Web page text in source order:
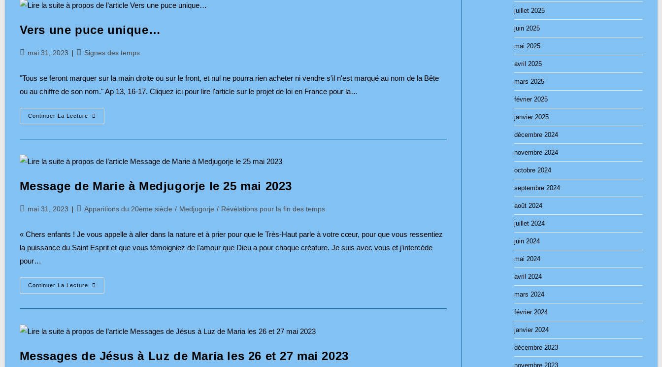
La
–
4
2023
Vers une puce unique…
Publication
mai 31, 2023
PostSignes des temps
"Tous se feront marquer sur la main droite ou sur le front, et nul ne pourra rien acheter ni vendre s'il n'est marqué au nom de la Bête
ou au chiffre de son nom." Ap 13, 16-17. Cliquez ici pour lire l'article sur le projet de loi en France pour la…
Continuer La LectureVers
Une
Message de Marie à Medjugorje le 25 mai 2023
Publication
mai 31, 2023
PostApparitions du 20ème siècle / Medjugorje / Révélations pour la fin des temps
« Chers enfants ! Je vous appelle à aller dans la nature et à prier pour que le Très-Haut parle à votre cœur, pour que vous ressentiez
la puissance du Saint Esprit et que vous témoigniez de l'amour que Dieu a pour chaque créature. Je suis avec vous et j'intercède
pour…
Continuer La LectureMessage
De
À
Mai
Messages de Jésus à Luz de Maria les 26 et 27 mai 2023
juillet 2025
juin 2025
mai 2025
avril 2025
mars 2025
février 2025
janvier 2025
décembre 2024
novembre 2024
octobre 2024
septembre 2024
août 2024
juillet 2024
juin 2024
mai 2024
avril 2024
mars 2024
février 2024
janvier 2024
décembre 2023
novembre 2023